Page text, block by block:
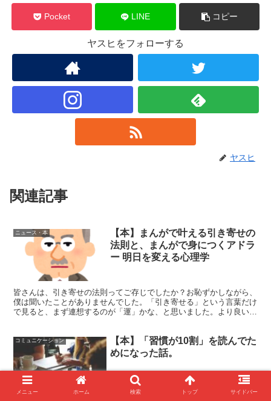
Pocket LINE コピー
ヤスヒをフォローする
ヤスヒ
関連記事
ニュース・本
【本】まんがで叶える引き寄せの
法則と、まんがで身につくアドラ
ー 明日を変える心理学
皆さんは、引き寄せの法則ってご存じでしたか？お恥ずかしながら、
僕は聞いたことがありませんでした。「引き寄せる」という言葉だけ
で見ると、まず連想するのが「運」かな、と思いました。より良い生
コミュニケーション
【本】「習慣が10割」を読んでた
めになった話。
メニュー ホーム 検索 トップ サイドバー